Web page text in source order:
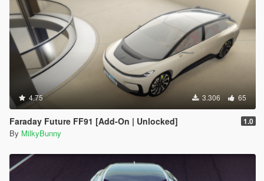
4.75 3.306 65
Faraday Future FF91 [Add-On | Unlocked] 1.0
By MilkyBunny